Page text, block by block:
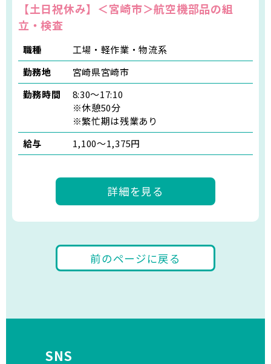
【土日祝休み】＜宮崎市＞航空機部品の組
立・検査
職種
工場・軽作業・物流系
勤務地
宮崎県宮崎市
勤務時間
8:30～17:10
※休憩50分
※繁忙期は残業あり
給与
1,100〜1,375円
詳細を見る
前のページに戻る
SNS